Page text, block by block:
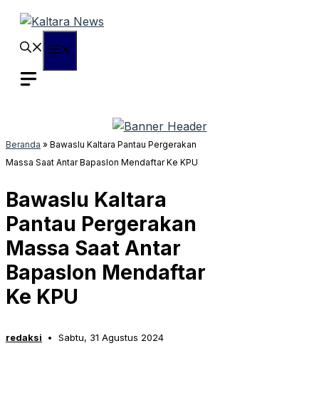
Langsung
Beranda » Bawaslu Kaltara Pantau Pergerakan
Massa Saat Antar Bapaslon Mendaftar Ke KPU
Bawaslu Kaltara
Pantau Pergerakan
Massa Saat Antar
Bapaslon Mendaftar
Ke KPU
redaksi Sabtu, 31 Agustus 2024